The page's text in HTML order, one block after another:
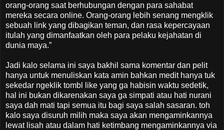
orang-orang saat berhubungan dengan para sahabat
mereka secara online. Orang-orang lebih senang mengklik
sebuah link yang dibagikan teman, dan rasa kepercayaan
itulah yang dimanfaatkan oleh para pelaku kejahatan di
dunia maya.”
Jadi kalo selama ini saya bakhil sama komentar dan pelit
hanya untuk menuliskan kata amin bahkan medit hanya tuk
sekedar ngeklik tombl like yang ga habisin waktu sedetik,
hal ini bukan dikarenakan saya ga simpati atau hati nurani
saya dah mati tapi semua itu bagi saya salah sasaran. toh
kalo saya disuruh milih maka saya akan mengaminkannya
lewat lisah atau dalam hati ketimbang mengaminkannya via